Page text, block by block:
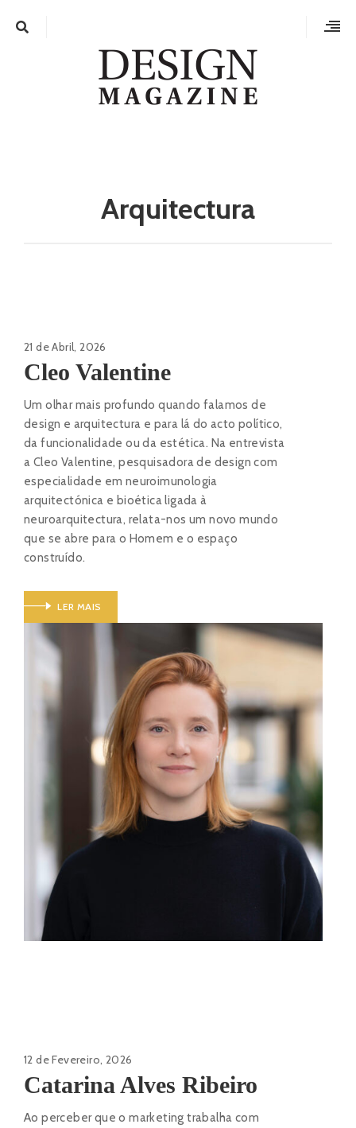
Arquitectura
21 de Abril, 2026
Cleo Valentine
Um olhar mais profundo quando falamos de
design e arquitectura e para lá do acto político,
da funcionalidade ou da estética. Na entrevista
a Cleo Valentine, pesquisadora de design com
especialidade em neuroimunologia
arquitectónica e bioética ligada à
neuroarquitectura, relata-nos um novo mundo
que se abre para o Homem e o espaço
construído.
LER MAIS
12 de Fevereiro, 2026
Catarina Alves Ribeiro
Ao perceber que o marketing trabalha com